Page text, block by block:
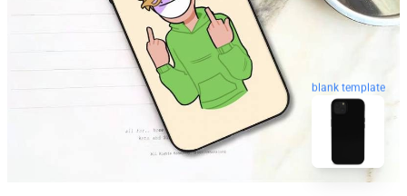
blank template